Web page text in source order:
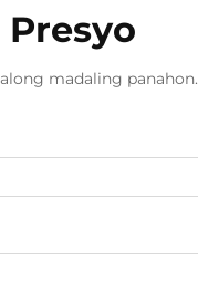
madaling panahon.